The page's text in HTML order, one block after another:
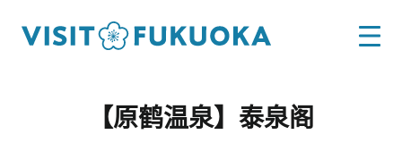
【原鹤温泉】泰泉阁